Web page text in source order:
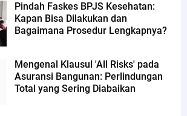
Pindah Faskes BPJS Kesehatan:
Kapan Bisa Dilakukan dan
Bagaimana Prosedur Lengkapnya?
Mengenal Klausul 'All Risks' pada
Asuransi Bangunan: Perlindungan
Total yang Sering Diabaikan